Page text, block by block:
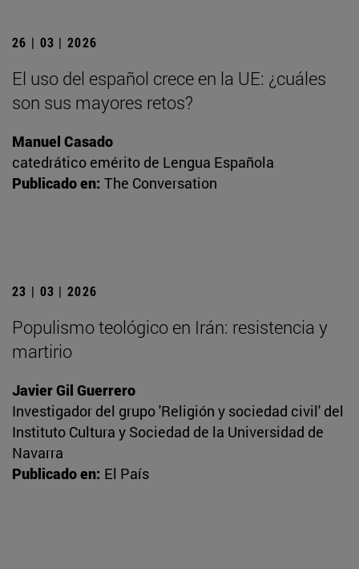
26 | 03 | 2026
El uso del español crece en la UE: ¿cuáles
son sus mayores retos?
Manuel Casado
catedrático emérito de Lengua Española
Publicado en: The Conversation
23 | 03 | 2026
Populismo teológico en Irán: resistencia y
martirio
Javier Gil Guerrero
Investigador del grupo 'Religión y sociedad civil' del
Instituto Cultura y Sociedad de la Universidad de
Navarra
Publicado en: El País